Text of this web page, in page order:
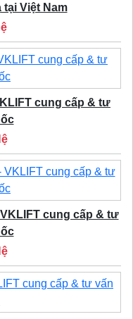
tại Việt Nam
cung cấp & tư
cung cấp & tư